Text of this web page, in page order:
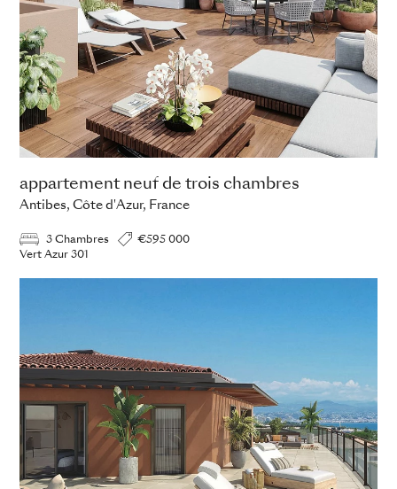
appartement neuf de trois chambres
Antibes, Côte d'Azur, France
3 Chambres
€595 000
Vert Azur 301